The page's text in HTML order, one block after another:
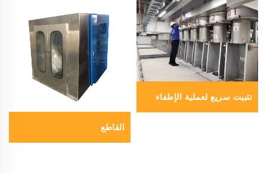
تثبيت سريع لعملية الإطفاء
القاطع